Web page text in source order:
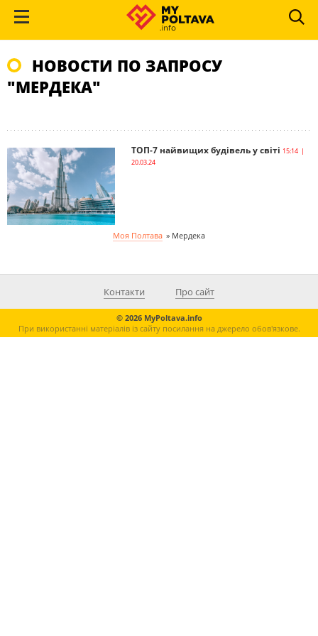
НОВОСТИ ПО ЗАПРОСУ
"МЕРДЕКА"
ТОП-7 найвищих будівель у світі 15:14 |
20.03.24
Моя Полтава » Мердека
Контакти Про сайт
© 2026 MyPoltava.info
При використанні матеріалів із сайту посилання на джерело обов'язкове.